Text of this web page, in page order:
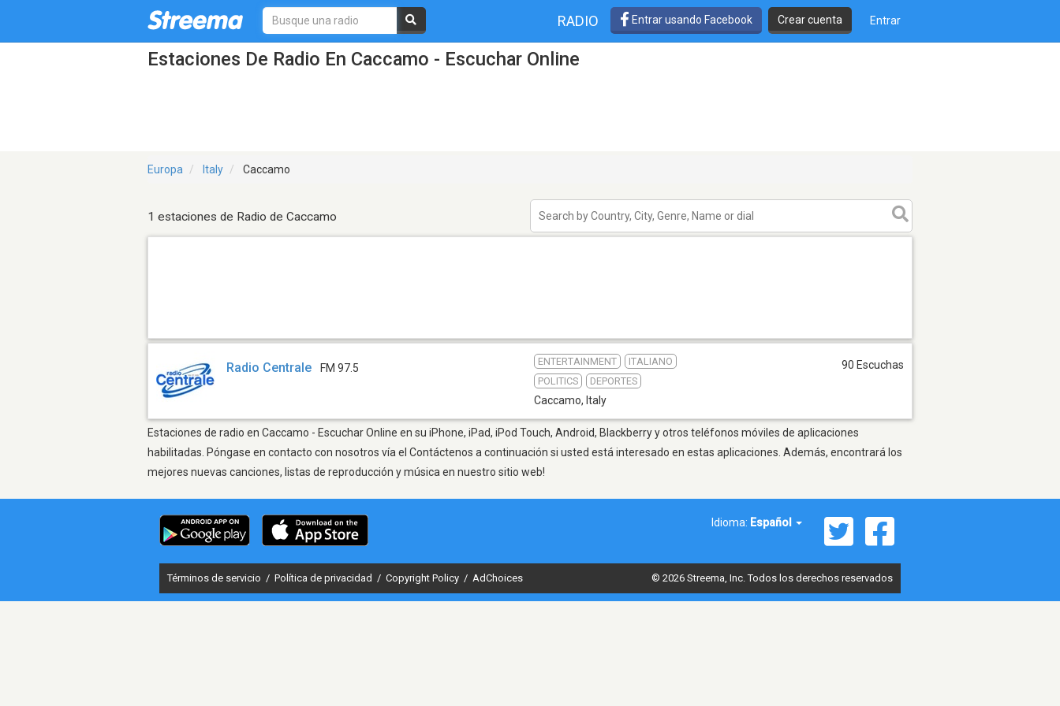
RADIO Entrar usando Facebook Crear cuenta Entrar
Estaciones De Radio En Caccamo - Escuchar Online
Europa Italy Caccamo
1 estaciones de Radio de Caccamo
Radio Centrale FM 97.5
ENTERTAINMENT
ITALIANO
POLITICS
DEPORTES
Caccamo, Italy
90 Escuchas
Estaciones de radio en Caccamo - Escuchar Online en su iPhone, iPad, iPod Touch, Android, Blackberry y otros teléfonos móviles de aplicaciones
habilitadas. Póngase en contacto con nosotros vía el Contáctenos a continuación si usted está interesado en estas aplicaciones. Además, encontrará los
mejores nuevas canciones, listas de reproducción y música en nuestro sitio web!
Idioma: Español
Términos de servicio / Política de privacidad / Copyright Policy / AdChoices © 2026 Streema, Inc. Todos los derechos reservados